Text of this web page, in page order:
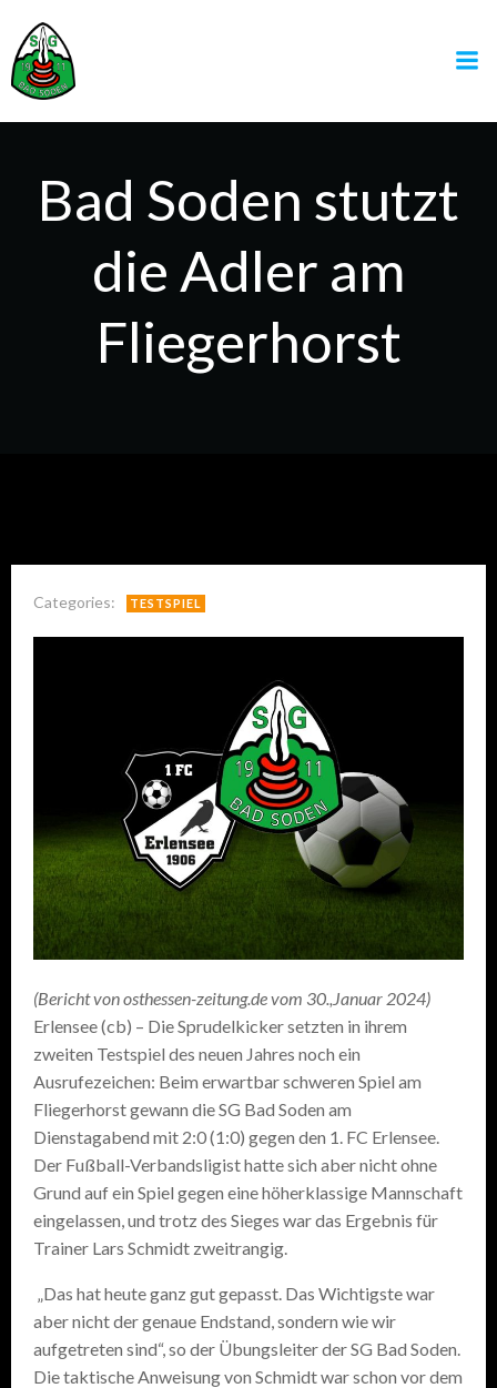
Bad Soden stutzt
die Adler am
Fliegerhorst
Categories: TESTSPIEL
(Bericht von osthessen-zeitung.de vom 30.,Januar 2024)
Erlensee (cb) – Die Sprudelkicker setzten in ihrem
zweiten Testspiel des neuen Jahres noch ein
Ausrufezeichen: Beim erwartbar schweren Spiel am
Fliegerhorst gewann die SG Bad Soden am
Dienstagabend mit 2:0 (1:0) gegen den 1. FC Erlensee.
Der Fußball-Verbandsligist hatte sich aber nicht ohne
Grund auf ein Spiel gegen eine höherklassige Mannschaft
eingelassen, und trotz des Sieges war das Ergebnis für
Trainer Lars Schmidt zweitrangig.
„Das hat heute ganz gut gepasst. Das Wichtigste war
aber nicht der genaue Endstand, sondern wie wir
aufgetreten sind“, so der Übungsleiter der SG Bad Soden.
Die taktische Anweisung von Schmidt war schon vor dem